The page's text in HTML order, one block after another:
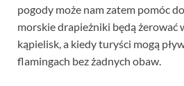
pogody może nam zatem pomóc
morskie drapieżniki będą żerować
kąpielisk, a kiedy turyści mogą
flamingach bez żadnych obaw.